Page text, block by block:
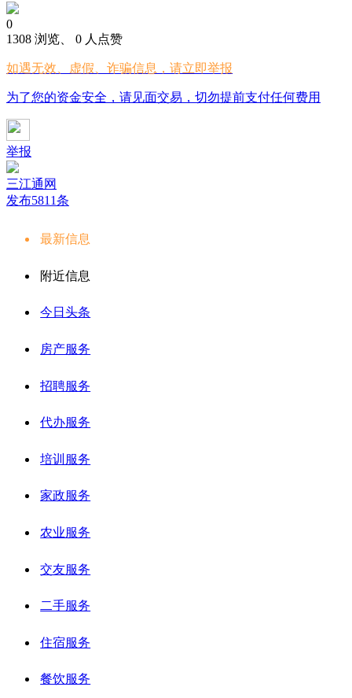
0
1308 浏览、 0 人点赞
如遇无效、虚假、诈骗信息，请立即举报
为了您的资金安全，请见面交易，切勿提前支付任何费用
举报
三江通网
发布5811条
最新信息
附近信息
今日头条
房产服务
招聘服务
代办服务
培训服务
家政服务
农业服务
交友服务
二手服务
住宿服务
餐饮服务